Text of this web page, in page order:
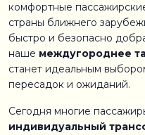
комфортные
страны ближнего
быстро и безопасно
наше междугороднее
станет идеальным
пересадок и ожиданий.
Сегодня многие
индивидуальный